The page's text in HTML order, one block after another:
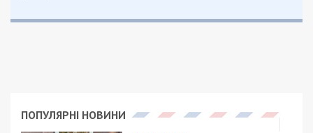
будет устранять мелкие поломки, проводить